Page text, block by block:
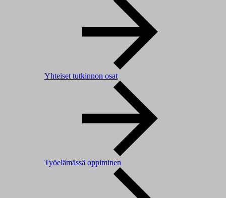
Yhteiset tutkinnon osat
Työelämässä oppiminen